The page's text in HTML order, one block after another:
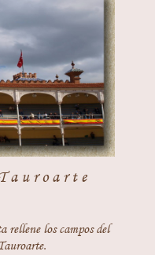
rellene los campos del